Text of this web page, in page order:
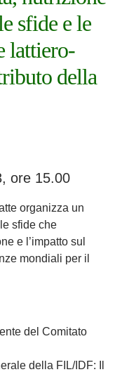
sfide e le
lattiero-
della
ore 15.00
organizza un
sfide che
e l’impatto sul
mondiali per il
del Comitato
della FIL/IDF: Il